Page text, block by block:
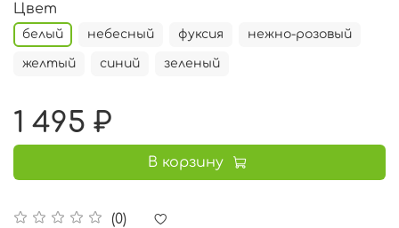
(0)
Цвет
белый небесный фуксия нежно-розовый
желтый синий зеленый
1 495 ₽
В корзину